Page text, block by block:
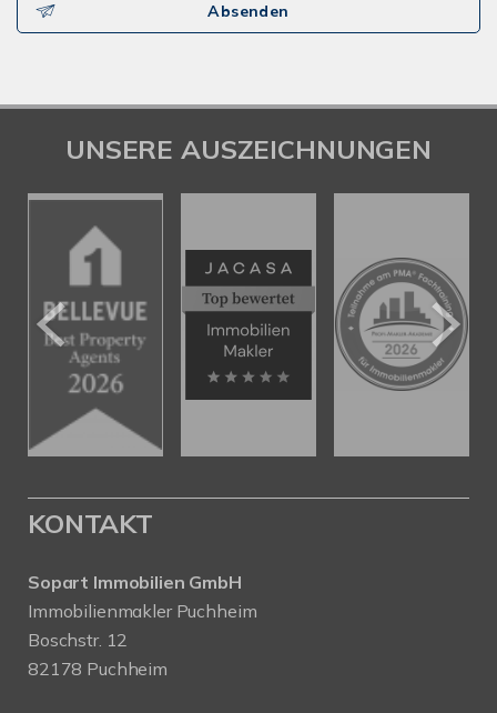
Absenden
UNSERE AUSZEICHNUNGEN
KONTAKT
Sopart Immobilien GmbH
Immobilienmakler Puchheim
Boschstr. 12
82178 Puchheim